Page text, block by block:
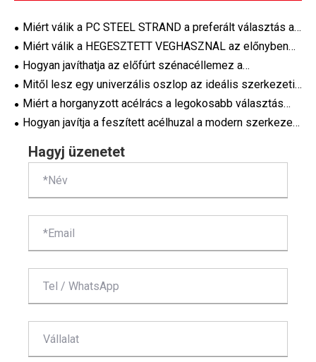
Miért válik a PC STEEL STRAND a preferált választás a
modern feszített betonalkalmazásokhoz?
Miért válik a HEGESZTETT VÉGHASZNÁL az előnyben
részesített megerősítési megoldás a modern építési
projektekhez
Hogyan javíthatja az előfúrt szénacéllemez a
hatékonyságot és a pontosságot a modern ipari
projektekben
Mitől lesz egy univerzális oszlop az ideális szerkezeti
acél megoldás a modern építési projektekhez
Miért a horganyzott acélrács a legokosabb választás
ipari padlóburkolatokhoz és infrastrukturális projektekhez
Hogyan javítja a feszített acélhuzal a modern szerkezeti
Hagyj üzenetet